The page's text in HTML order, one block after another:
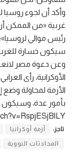
وأكد أن لجوء
غربية «من الممكن
رئيس موالي
سيكون خسارة
وعن دعوة مصر
الأوكرانية، رأى
الأزمة لمحاولة وضع
بأمور عدة، وسيكون
تاجز: أزمة أوكرانيا
المحادثات النووية